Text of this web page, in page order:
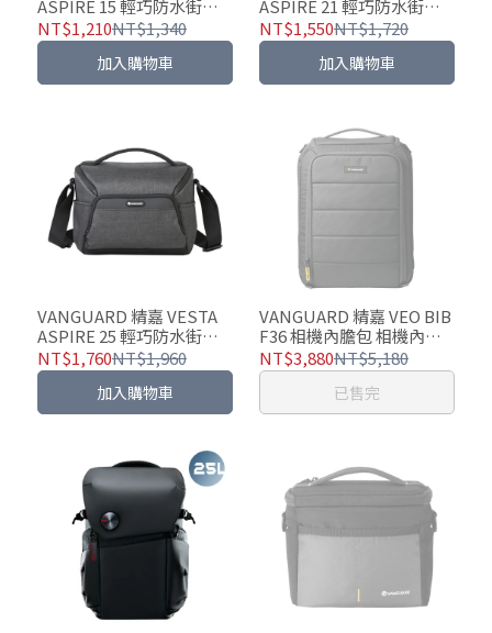
ASPIRE 15 輕巧防水街拍
包(二色可選)
NT$1,210NT$1,340
加入購物車
ASPIRE 21 輕巧防水街拍
包(二色可選)
NT$1,550NT$1,720
加入購物車
VANGUARD 精嘉 VESTA
ASPIRE 25 輕巧防水街拍
包(二色可選)
NT$1,760NT$1,960
加入購物車
VANGUARD 精嘉 VEO BIB
F36 相機內膽包 相機內袋
包 - 可手提、單肩背、包內
內袋、搭配拉桿箱使用
NT$3,880NT$5,180
已售完